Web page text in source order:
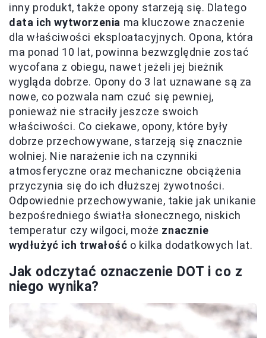
inny produkt, także opony starzeją się. Dlatego
data ich wytworzenia ma kluczowe znaczenie
dla właściwości eksploatacyjnych. Opona, która
ma ponad 10 lat, powinna bezwzględnie zostać
wycofana z obiegu, nawet jeżeli jej bieżnik
wygląda dobrze. Opony do 3 lat uznawane są za
nowe, co pozwala nam czuć się pewniej,
ponieważ nie straciły jeszcze swoich
właściwości. Co ciekawe, opony, które były
dobrze przechowywane, starzeją się znacznie
wolniej. Nie narażenie ich na czynniki
atmosferyczne oraz mechaniczne obciążenia
przyczynia się do ich dłuższej żywotności.
Odpowiednie przechowywanie, takie jak unikanie
bezpośredniego światła słonecznego, niskich
temperatur czy wilgoci, może znacznie
wydłużyć ich trwałość o kilka dodatkowych lat.
Jak odczytać oznaczenie DOT i co z
niego wynika?